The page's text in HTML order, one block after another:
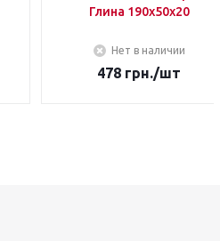
Глина 190х50х20
Нет в наличии
478 грн./шт